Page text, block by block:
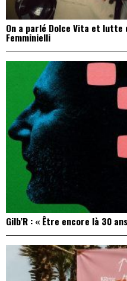
On a parlé Dolce Vita et lutte
Femminielli
Gilb’R : « Être encore là 30